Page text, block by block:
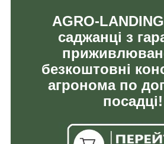
AGRO-
саджанці з
безкоштовні
агронома по
посадці!